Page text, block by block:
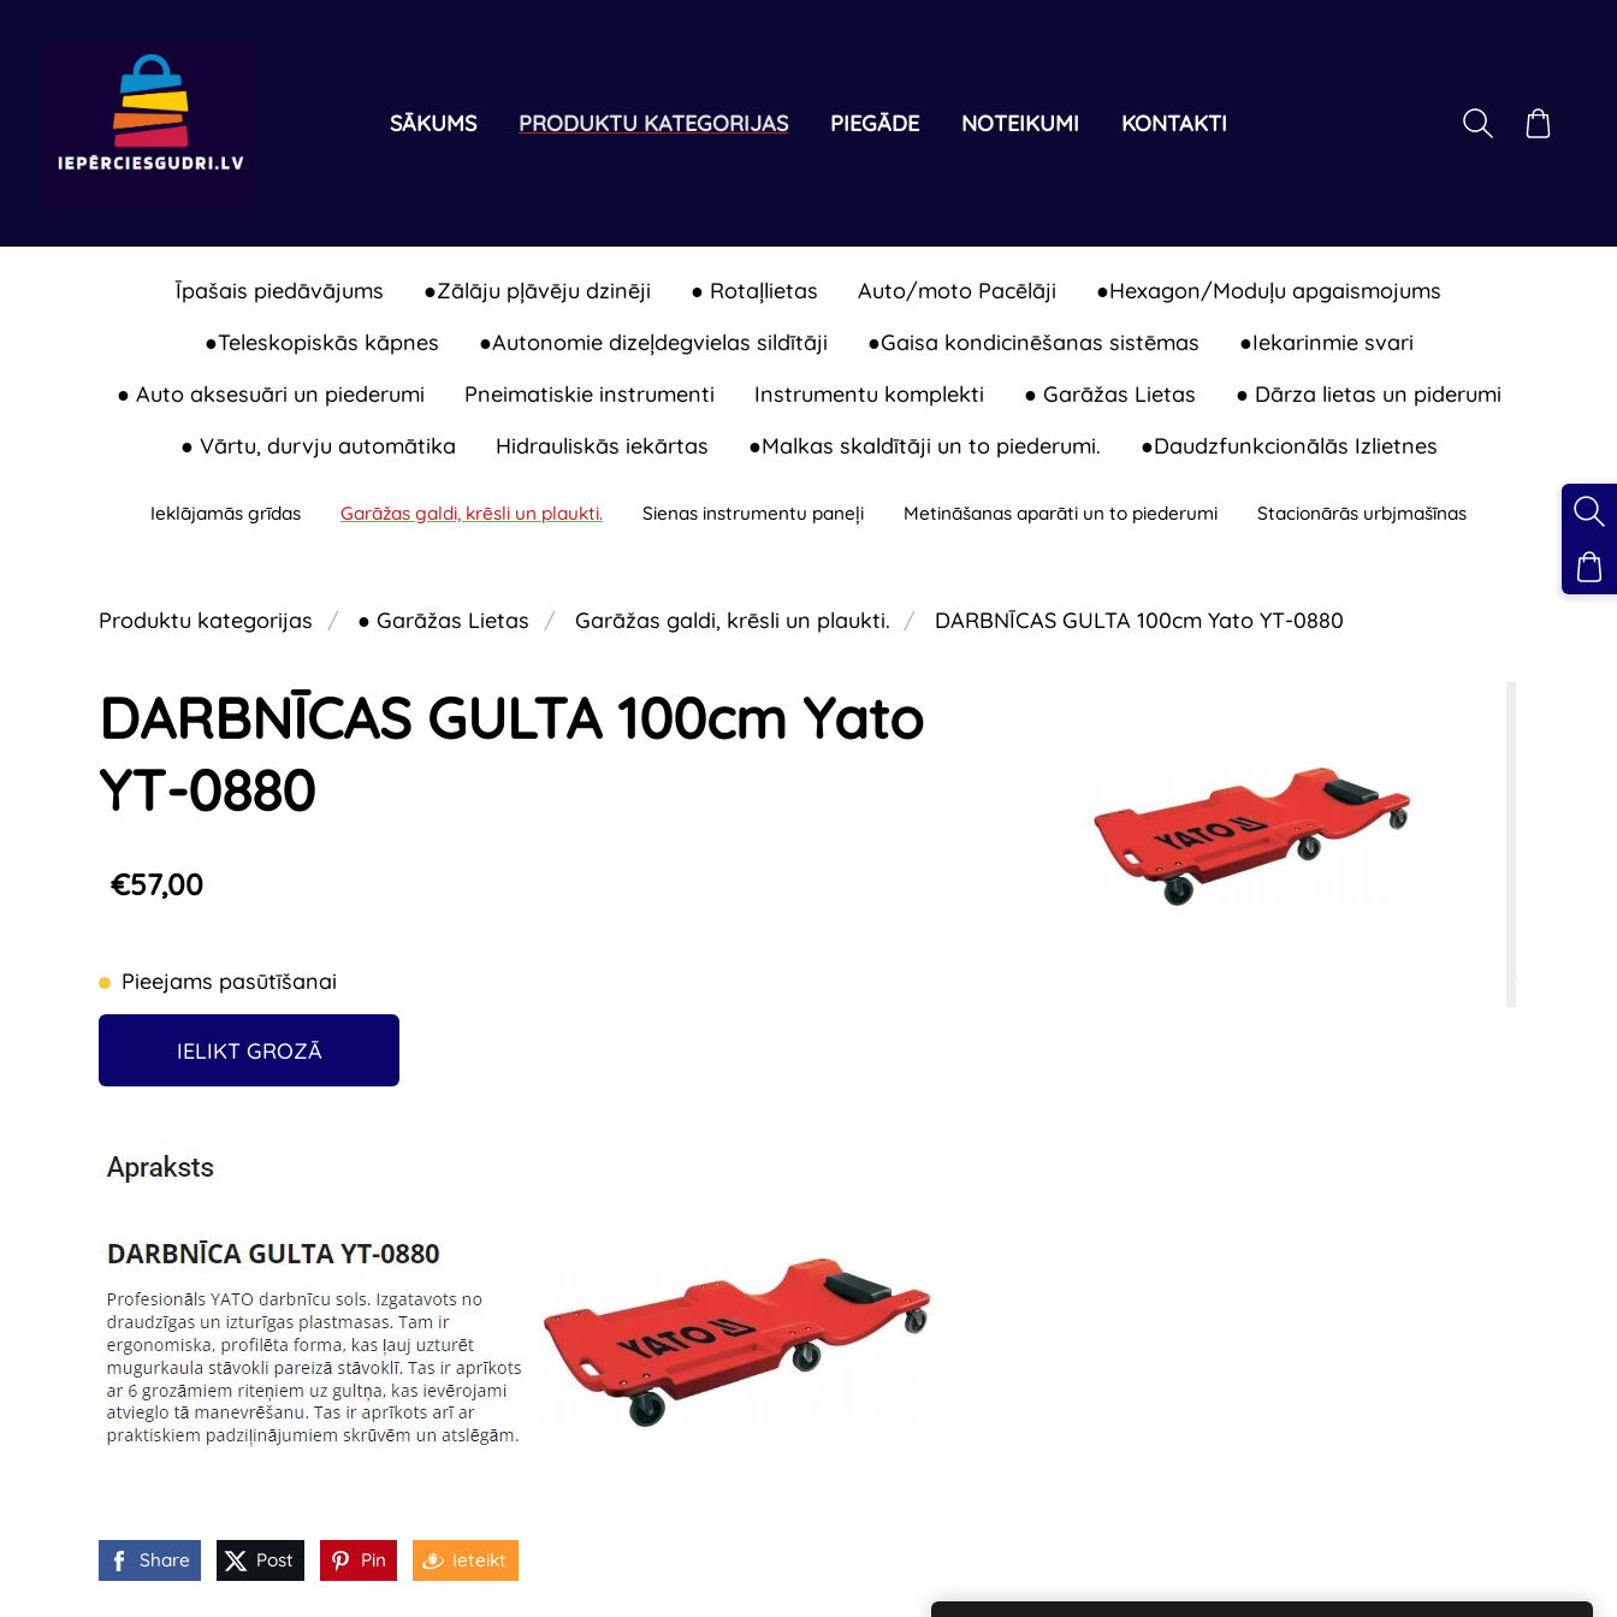
SĀKUMS PRODUKTU KATEGORIJAS PIEGĀDE NOTEIKUMI KONTAKTI
Īpašais piedāvājums ●Zālāju pļāvēju dzinēji ● Rotaļlietas Auto/moto Pacēlāji
●Hexagon/Moduļu apgaismojums
●Teleskopiskās kāpnes
●Autonomie dizeļdegvielas sildītāji ●Gaisa kondicinēšanas sistēmas
●Iekarinmie svari
● Auto aksesuāri un piederumi
Pneimatiskie instrumenti Instrumentu komplekti ● Garāžas Lietas
● Dārza lietas un piderumi
● Vārtu, durvju automātika
Hidrauliskās iekārtas ●Malkas skaldītāji un to piederumi. ●Daudzfunkcionālās Izlietnes
Ieklājamās grīdas Garāžas galdi, krēsli un plaukti. Sienas instrumentu paneļi Metināšanas aparāti un to piederumi Stacionārās urbjmašīnas
Produktu kategorijas ● Garāžas Lietas Garāžas galdi, krēsli un plaukti. DARBNĪCAS GULTA 100cm Yato YT-0880
DARBNĪCAS GULTA 100cm Yato
YT-0880
€57,00
Pieejams pasūtīšanai
IELIKT GROZĀ
Share Post Pin Ieteikt